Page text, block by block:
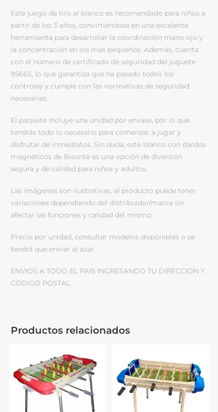
Este juego de tiro al blanco es recomendado para niños a
partir de los 3 años, convirtiéndose en una excelente
herramienta para desarrollar la coordinación mano-ojo y
la concentración en los más pequeños. Además, cuenta
con el número de certificado de seguridad del juguete
95665, lo que garantiza que ha pasado todos los
controles y cumple con las normativas de seguridad
necesarias.
El paquete incluye una unidad por envase, por lo que
tendrás todo lo necesario para comenzar a jugar y
disfrutar de inmediatos. Sin duda, este blanco con dardos
magnéticos de Bisonte es una opción de diversión
segura y de calidad para niños y adultos.
Las imágenes son ilustrativas, el producto puede tener
variaciones dependiendo del distribuidor/marca sin
afectar las funciones y calidad del mismo.
Precio por unidad, consultar modelos disponibles o se
tendrá que enviar al azar.
ENVIOS A TODO EL PAIS INGRESANDO TU DIRECCION Y
CODIGO POSTAL.
Productos relacionados